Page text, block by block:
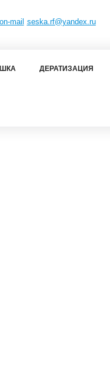
seska.rf@yandex.ru
ДЕРАТИЗАЦИЯ